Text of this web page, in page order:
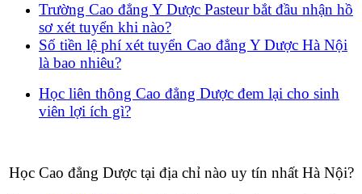
Trường Cao đẳng Y Dược Pasteur bắt đầu nhận hồ
sơ xét tuyển khi nào?
Số tiền lệ phí xét tuyển Cao đẳng Y Dược Hà Nội
là bao nhiêu?
Học liên thông Cao đẳng Dược đem lại cho sinh
viên lợi ích gì?
Học Cao đẳng Dược tại địa chỉ nào uy tín nhất Hà Nội?